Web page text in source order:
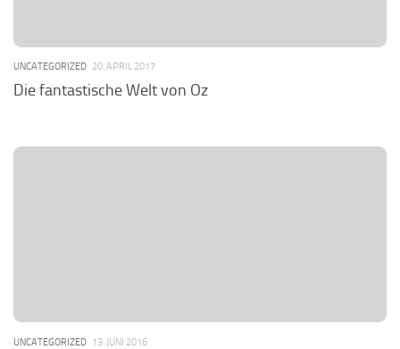
UNCATEGORIZED 20. APRIL 2017
Die fantastische Welt von Oz
UNCATEGORIZED 13. JUNI 2016